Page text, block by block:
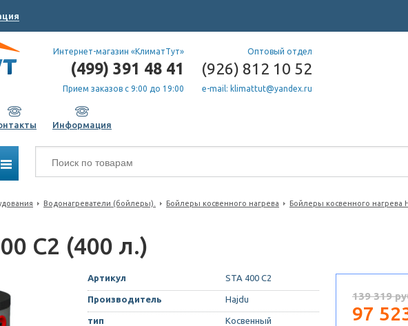
Интернет-магазин «КлиматТут»
(499) 391 48 41
Прием заказов с 9:00 до 19:00
Оптовый отдел
(926) 812 10 52
e-mail: klimattut@yandex.ru
Информация
Водонагреватели (бойлеры). Бойлеры косвенного нагрева Бойлеры косвенного нагрева
С2 (400 л.)
Артикул STA 400 С2
Производитель Hajdu
тип Косвенный
139 319
97